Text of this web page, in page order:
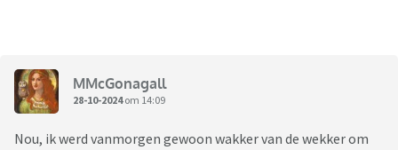
MMcGonagall
28-10-2024om 14:09
Nou, ik werd vanmorgen gewoon wakker van de wekker om